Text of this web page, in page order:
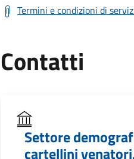
Termini e condizioni di
Contatti
Settore
cartellini